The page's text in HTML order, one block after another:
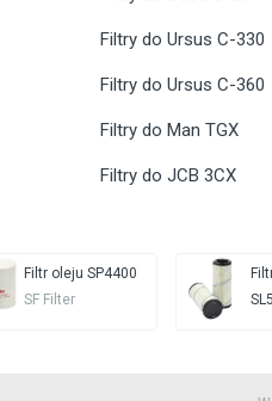
Filtry do Ursus C-330
Filtry do Ursus C-360
Filtry do Man TGX
Filtry do JCB 3CX
Filtr oleju SP4400
SF Filter